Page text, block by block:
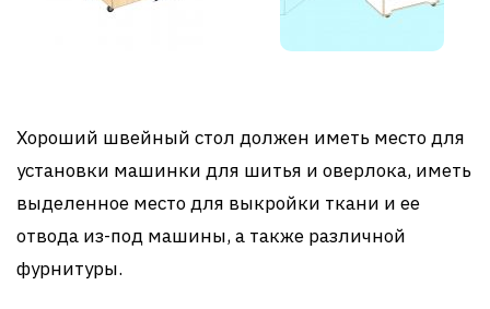
Хороший швейный стол должен иметь место для
установки машинки для шитья и оверлока, иметь
выделенное место для выкройки ткани и ее
отвода из-под машины, а также различной
фурнитуры.